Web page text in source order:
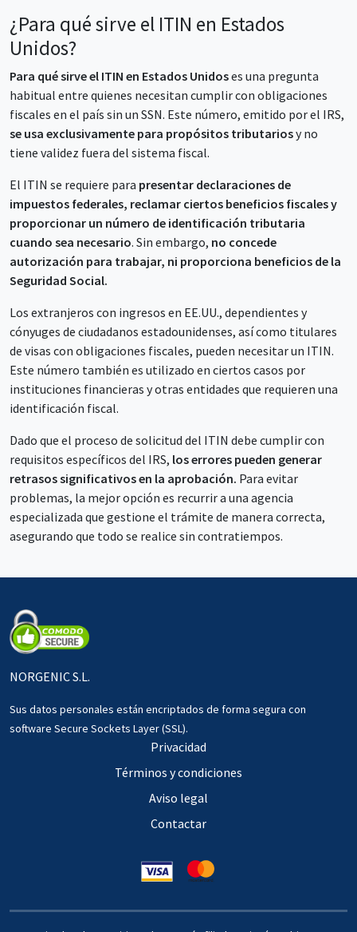
¿Para qué sirve el ITIN en Estados
Unidos?
Para qué sirve el ITIN en Estados Unidoses una pregunta
habitual entre quienes necesitan cumplir con obligaciones
fiscales en el país sin un SSN. Este número, emitido por el IRS,
se usa exclusivamente para propósitos tributariosy no
tiene validez fuera del sistema fiscal.
El ITIN se requiere para presentar declaraciones de
impuestos federales, reclamar ciertos beneficios fiscales y
proporcionar un número de identificación tributaria
cuando sea necesario. Sin embargo, no concede
autorización para trabajar, ni proporciona beneficios de la
Seguridad Social.
Los extranjeros con ingresos en EE.UU., dependientes y
cónyuges de ciudadanos estadounidenses, así como titulares
de visas con obligaciones fiscales, pueden necesitar un ITIN.
Este número también es utilizado en ciertos casos por
instituciones financieras y otras entidades que requieren una
identificación fiscal.
Dado que el proceso de solicitud del ITIN debe cumplir con
requisitos específicos del IRS, los errores pueden generar
retrasos significativos en la aprobación. Para evitar
problemas, la mejor opción es recurrir a una agencia
especializada que gestione el trámite de manera correcta,
asegurando que todo se realice sin contratiempos.
NORGENIC S.L.
Sus datos personales están encriptados de forma segura con
software Secure Sockets Layer (SSL).
Privacidad
Términos y condiciones
Aviso legal
Contactar